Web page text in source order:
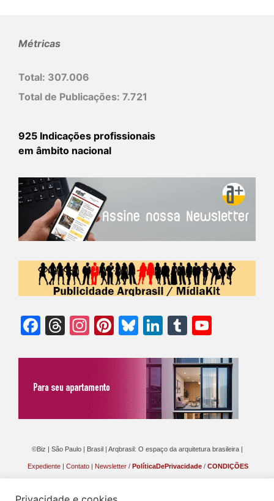
Métricas
Total: 307.006
Total de Publicações: 7.721
925 Indicações profissionais
em âmbito nacional
Facebook
Threads
Instagram
Pinterest
Bluesky
LinkedIn
Tumblr
©Biz | São Paulo | Brasil | Arqbrasil: O espaço da arquitetura brasileira |
Expediente | Contato | Newsletter / PolíticaDePrivacidade / CONDIÇÕES